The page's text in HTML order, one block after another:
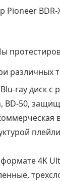
Pioneer BDR-
различных
ray диск с
BD-50,
4K